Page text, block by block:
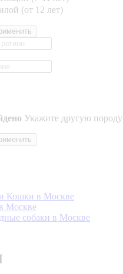
(от 12 лет)
Укажите другую породу
Кошки в Москве
Москве
собаки в Москве